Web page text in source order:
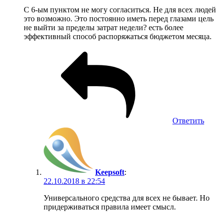
С 6-ым пунктом не могу согласиться. Не для всех людей
это возможно. Это постоянно иметь перед глазами цель
не выйти за пределы затрат недели? есть более
эффективный способ распоряжаться бюджетом месяца.
Ответить
Keepsoft:
22.10.2018 в 22:54
Универсального средства для всех не бывает. Но
придерживаться правила имеет смысл.